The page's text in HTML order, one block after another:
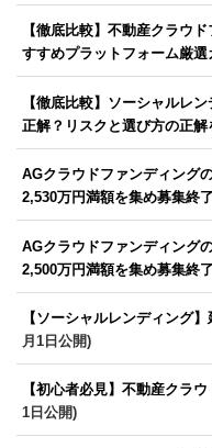
【徹底比較】不動産クラウ
すすめプラットフォーム厳選
【徹底比較】ソーシャルレ
正解？リスクと選び方の正解
AGクラウドファンディング
2,530万円満額を集め募集終了
AGクラウドファンディング
2,500万円満額を集め募集終了
【ソーシャルレンディング
月1日公開)
【初心者必見】不動産クラ
1日公開)